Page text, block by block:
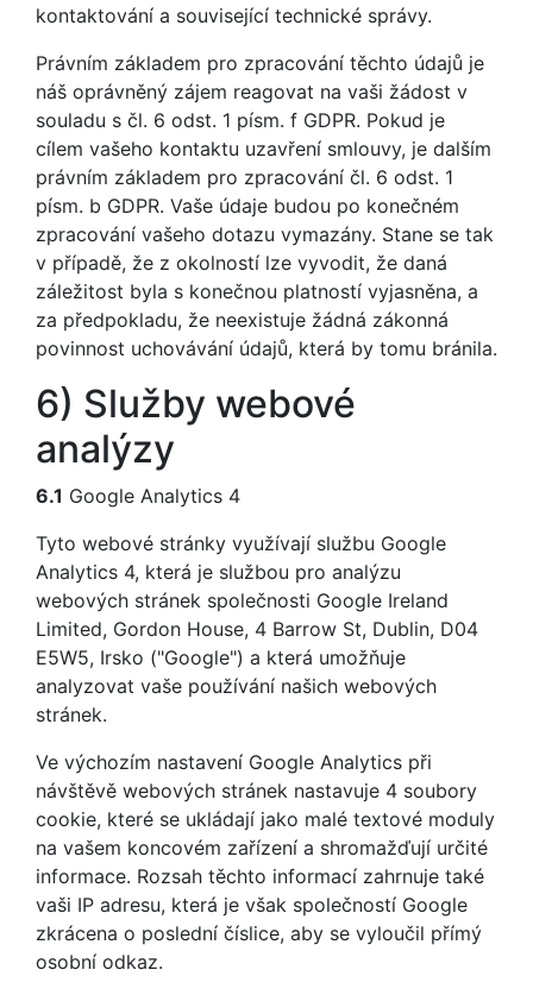
kontaktování a související technické správy.
Právním základem pro zpracování těchto údajů je
náš oprávněný zájem reagovat na vaši žádost v
souladu s čl. 6 odst. 1 písm. f GDPR. Pokud je
cílem vašeho kontaktu uzavření smlouvy, je dalším
právním základem pro zpracování čl. 6 odst. 1
písm. b GDPR. Vaše údaje budou po konečném
zpracování vašeho dotazu vymazány. Stane se tak
v případě, že z okolností lze vyvodit, že daná
záležitost byla s konečnou platností vyjasněna, a
za předpokladu, že neexistuje žádná zákonná
povinnost uchovávání údajů, která by tomu bránila.
6) Služby webové
analýzy
6.1 Google Analytics 4
Tyto webové stránky využívají službu Google
Analytics 4, která je službou pro analýzu
webových stránek společnosti Google Ireland
Limited, Gordon House, 4 Barrow St, Dublin, D04
E5W5, Irsko ("Google") a která umožňuje
analyzovat vaše používání našich webových
stránek.
Ve výchozím nastavení Google Analytics při
návštěvě webových stránek nastavuje 4 soubory
cookie, které se ukládají jako malé textové moduly
na vašem koncovém zařízení a shromažďují určité
informace. Rozsah těchto informací zahrnuje také
vaši IP adresu, která je však společností Google
zkrácena o poslední číslice, aby se vyloučil přímý
osobní odkaz.